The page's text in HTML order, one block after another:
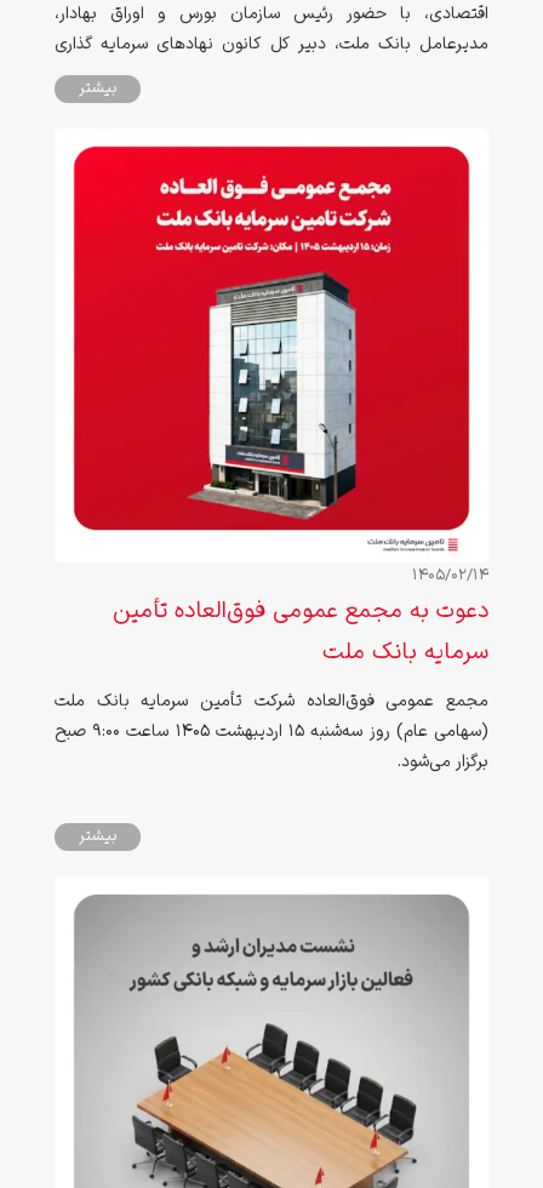
اقتصادی، با حضور رئیس سازمان بورس و اوراق بهادار،
مدیرعامل بانک ملت، دبیر کل کانون نهادهای سرمایه گذاری
ایران، مدیران‌عامل شرکت‌های تأمین سرمایه و جمعی از فعالان
بازار، به میزبانی شرکت تأمین سرمایه بانک ملت برگزار شد.
بیشتر
1405/02/14
دعوت به مجمع عمومی فوق‌العاده تأمین
سرمایه بانک ملت
مجمع عمومی فوق‌العاده شرکت تأمین سرمایه بانک ملت
(سهامی عام) روز سه‌شنبه ۱۵ اردیبهشت ۱۴۰۵ ساعت ۹:۰۰ صبح
برگزار می‌شود.
بیشتر